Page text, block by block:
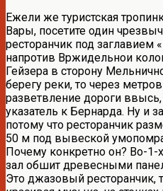
Ежели же туристская
Вары, посетите один
ресторанчик под заглавием
напротив Вржидельнои
Гейзера в сторону
берегу реки, то через
разветвление дороги
указатель к Бернарда. Ну и
потому что ресторанчик
50 м под вывеской
Почему конкретно он? Во-1-
зал обшит древесными
Это джазовый ресторанчик,